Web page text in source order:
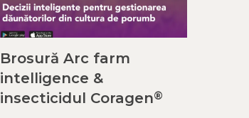
Brosură Arc farm
intelligence &
insecticidul Coragen®